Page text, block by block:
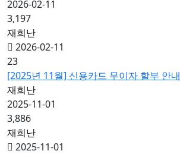
2026-02-11
3,197
재희난
2026-02-11
23
[2025년 11월] 신용카드 무이자 할부 안내
재희난
2025-11-01
3,886
재희난
2025-11-01